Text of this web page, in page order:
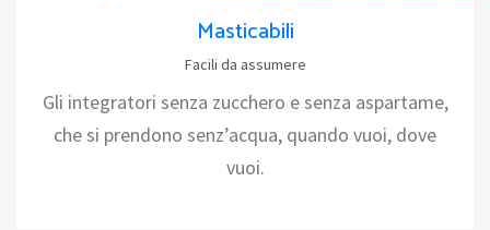
Masticabili
Facili da assumere
Gli integratori senza zucchero e senza aspartame,
che si prendono senz’acqua, quando vuoi, dove
vuoi.